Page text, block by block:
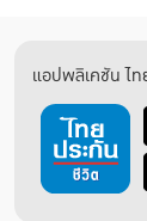
แอปพลิเคชัน ไ